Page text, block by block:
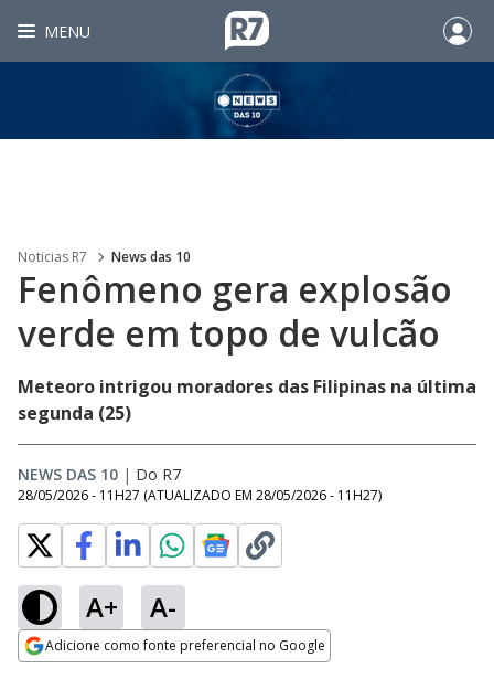
MENU
Noticias R7 News das 10
Fenômeno gera explosão
verde em topo de vulcão
Meteoro intrigou moradores das Filipinas na última
segunda (25)
NEWS DAS 10 | Do R7
28/05/2026 - 11H27 (ATUALIZADO EM 28/05/2026 - 11H27)
A+ A-
Adicione como fonte preferencial no Google
Ativar
100.00%